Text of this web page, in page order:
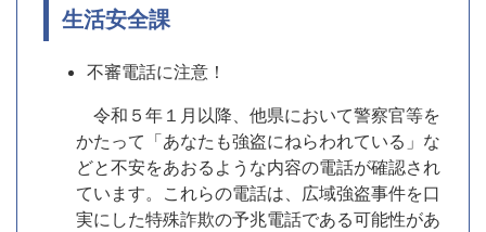
生活安全課
不審電話に注意！
令和５年１月以降、他県において警察官等を
かたって「あなたも強盗にねらわれている」な
どと不安をあおるような内容の電話が確認され
ています。これらの電話は、広域強盗事件を口
実にした特殊詐欺の予兆電話である可能性があ